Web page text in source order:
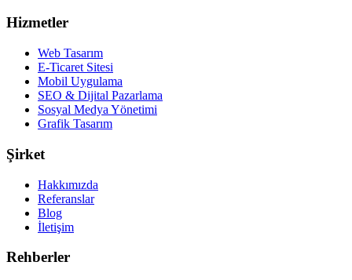
Hizmetler
Web Tasarım
E-Ticaret Sitesi
Mobil Uygulama
SEO & Dijital Pazarlama
Sosyal Medya Yönetimi
Grafik Tasarım
Şirket
Hakkımızda
Referanslar
Blog
İletişim
Rehberler